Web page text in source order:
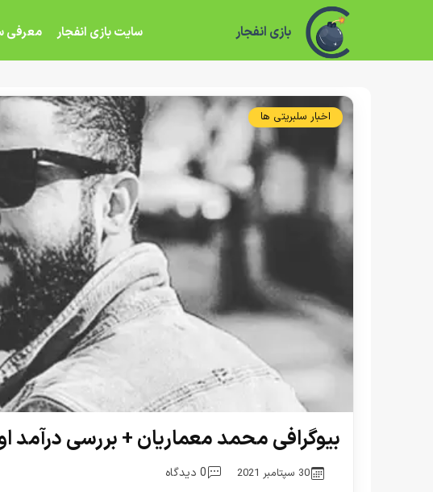
بازی انفجار سایت بازی انفجار معرفی
اخبار سلبریتی ها
بیوگرافی محمد معماریان + بررسی درآمد او
30 سپتامبر 2021 0 دیدگاه